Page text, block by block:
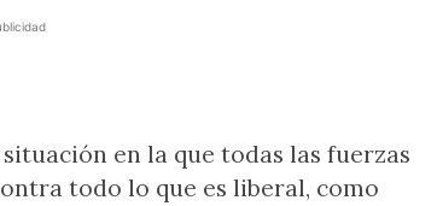
en la que todas las fuerzas
todo lo que es liberal, como